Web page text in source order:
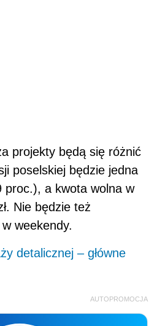
projekty będą się różnić
poselskiej będzie jedna
proc.), a kwota wolna w
Nie będzie też
weekendy.
detalicznej – główne
AUTOPROMOCJA